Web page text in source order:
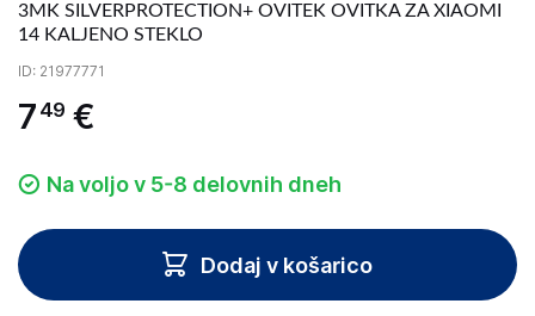
3MK SILVERPROTECTION+ OVITEK OVITKA ZA XIAOMI
14 KALJENO STEKLO
ID: 21977771
7 49 €
Na voljo v 5-8 delovnih dneh
Dodaj v košarico